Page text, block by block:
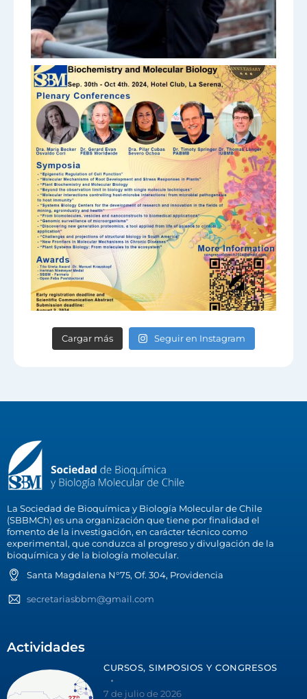
Cargar más Seguir en Instagram
La Sociedad de Bioquímica y Biología Molecular de Chile
(SBBMCh) es una organización que tiene por finalidad el
fomento de la investigación, en carácter técnico como
experimental, que conduzca al progreso y divulgación de la
bioquímica y de la biología molecular.
Santa Magdalena N°75, Of. 304, Providencia
secretariasbbm@gmail.com
Actividades
CURSOS, SIMPOSIOS Y CONGRESOS
7 de julio de 2026